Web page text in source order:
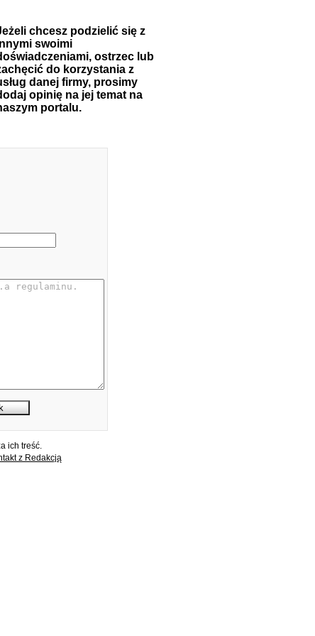
chcesz podzielić się z
swoimi
ostrzec lub
do korzystania z
danej firmy, prosimy
opinię na jej temat na
portalu.
ich treść.
z Redakcją